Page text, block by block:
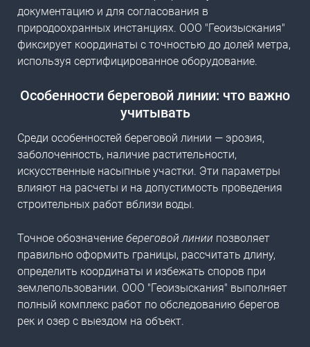
документацию и для согласования в
природоохранных инстанциях. ООО "Геоизыскания"
фиксирует координаты с точностью до долей метра,
используя сертифицированное оборудование.
Особенности береговой линии: что важно
учитывать
Среди особенностей береговой линии — эрозия,
заболоченность, наличие растительности,
искусственные насыпные участки. Эти параметры
влияют на расчеты и на допустимость проведения
строительных работ вблизи воды.
Точное обозначение береговой линии позволяет
правильно оформить границы, рассчитать длину,
определить координаты и избежать споров при
землепользовании. ООО "Геоизыскания" выполняет
полный комплекс работ по обследованию берегов
рек и озер с выездом на объект.